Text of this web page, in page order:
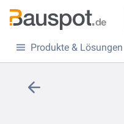
Produkte & Lösungen